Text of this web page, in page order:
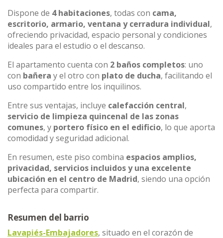
Dispone de 4 habitaciones, todas con cama,
escritorio, armario, ventana y cerradura individual,
ofreciendo privacidad, espacio personal y condiciones
ideales para el estudio o el descanso.
El apartamento cuenta con 2 baños completos: uno
con bañera y el otro con plato de ducha, facilitando el
uso compartido entre los inquilinos.
Entre sus ventajas, incluye calefacción central,
servicio de limpieza quincenal de las zonas
comunes, y portero físico en el edificio, lo que aporta
comodidad y seguridad adicional.
En resumen, este piso combina espacios amplios,
privacidad, servicios incluidos y una excelente
ubicación en el centro de Madrid, siendo una opción
perfecta para compartir.
Resumen del barrio
Lavapiés-Embajadores, situado en el corazón de